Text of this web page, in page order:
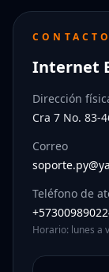
Internet
Dirección
Cra 7 No. 83-
Correo
Teléfono de
Horario: lunes a